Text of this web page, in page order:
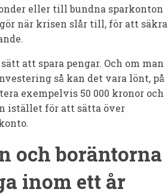
eller till bundna sparkonton
när krisen slår till, för att säkra
att spara pengar. Och om man
så kan det vara lönt, på
exempelvis 50 000 kronor och
istället för att sätta över
och boräntorna
inom ett år